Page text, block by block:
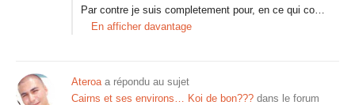
Par contre je suis completement pour, en ce qui co…
En afficher davantage
Ateroaa répondu au sujet
Cairns et ses environs… Koi de bon??? dans le forum